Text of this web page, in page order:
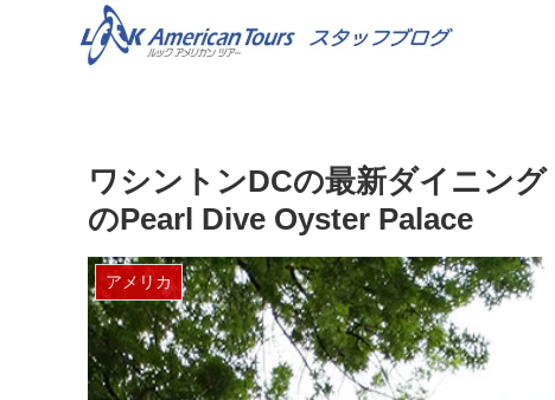
ワシントンDCの最新ダイニン
のPearl Dive Oyster Palace
アメリカ